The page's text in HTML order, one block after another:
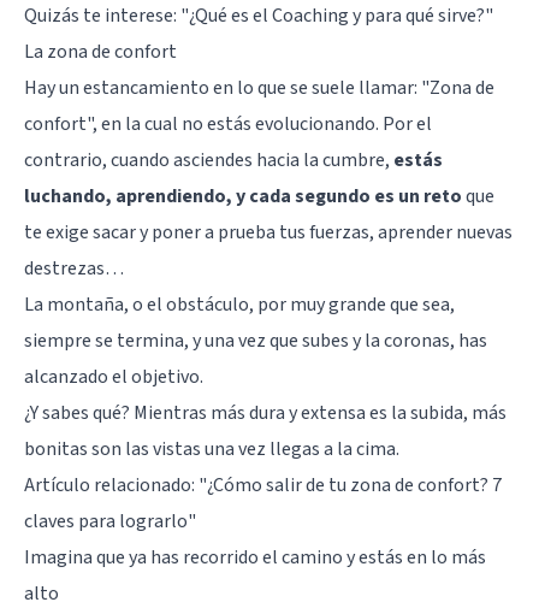
Quizás te interese: "¿Qué es el Coaching y para qué sirve?"
La zona de confort
Hay un estancamiento en lo que se suele llamar: "Zona de
confort", en la cual no estás evolucionando. Por el
contrario, cuando asciendes hacia la cumbre, estás
luchando, aprendiendo, y cada segundo es un retoque
te exige sacar y poner a prueba tus fuerzas, aprender nuevas
destrezas…
La montaña, o el obstáculo, por muy grande que sea,
siempre se termina, y una vez que subes y la coronas, has
alcanzado el objetivo.
¿Y sabes qué? Mientras más dura y extensa es la subida, más
bonitas son las vistas una vez llegas a la cima.
Artículo relacionado: "¿Cómo salir de tu zona de confort? 7
claves para lograrlo"
Imagina que ya has recorrido el camino y estás en lo más
alto